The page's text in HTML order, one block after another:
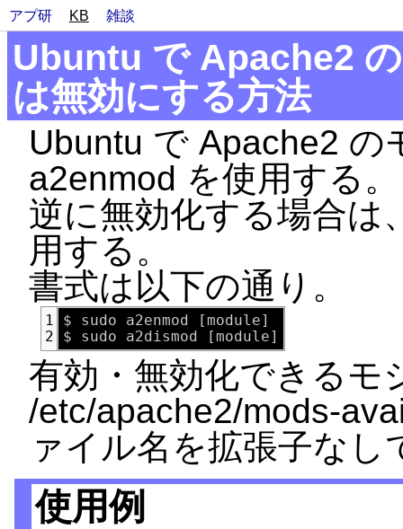
アプ研 KB 雑談
Ubuntu で Apache2
は無効にする方法
Ubuntu で Apache2
a2enmod を使用する。
逆に無効化する場合は
用する。
書式は以下の通り。
1
2
$ sudo a2enmod [module]
有効・無効化できるモ
/etc/apache2/mods-
ァイル名を拡張子なし
使用例